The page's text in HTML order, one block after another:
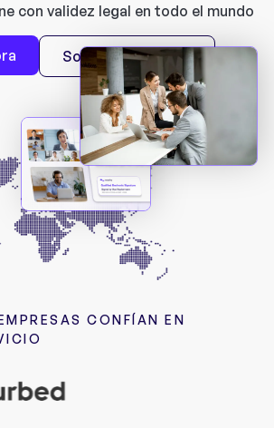
con validez legal en todo el mundo
Solicitar una demo
CONFÍAN EN